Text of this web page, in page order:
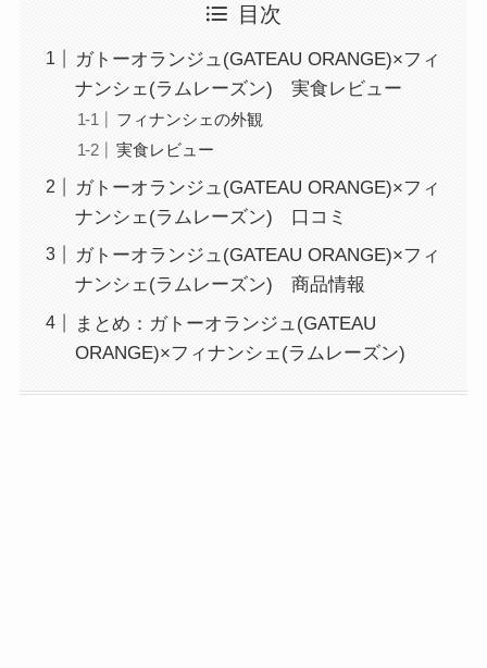
目次
ガトーオランジュ(GATEAU ORANGE)×フィ
ナンシェ(ラムレーズン) 実食レビュー
フィナンシェの外観
実食レビュー
ガトーオランジュ(GATEAU ORANGE)×フィ
ナンシェ(ラムレーズン) 口コミ
ガトーオランジュ(GATEAU ORANGE)×フィ
ナンシェ(ラムレーズン) 商品情報
まとめ：ガトーオランジュ(GATEAU
ORANGE)×フィナンシェ(ラムレーズン)